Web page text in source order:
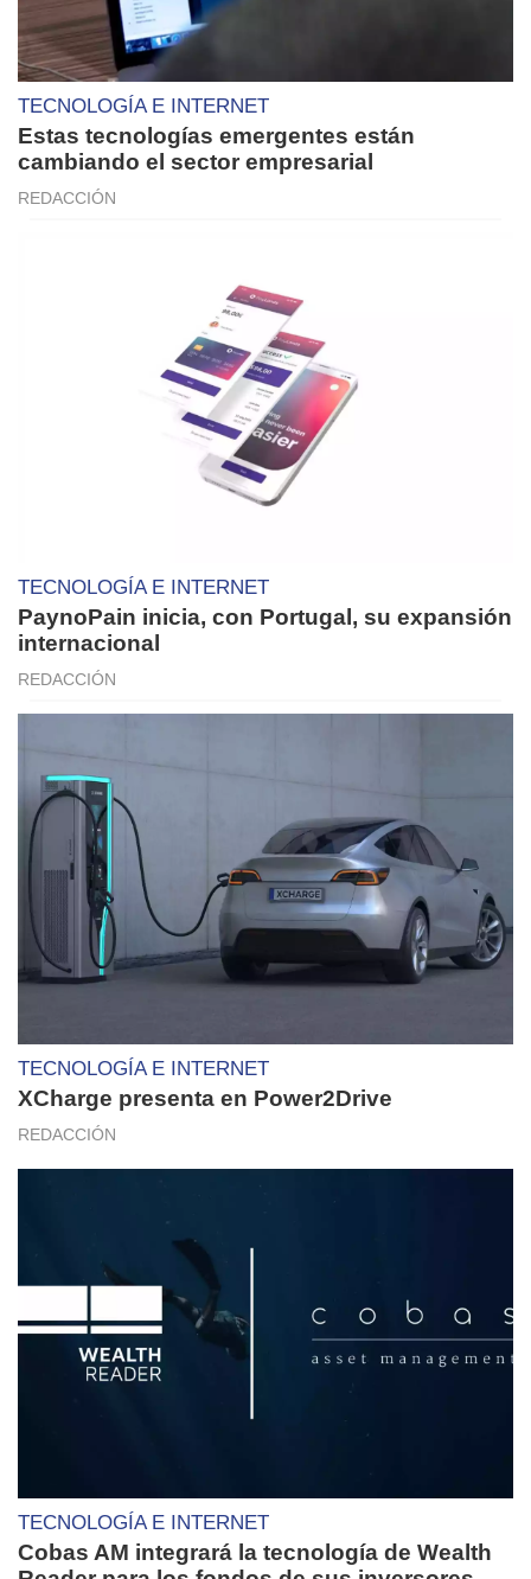
TECNOLOGÍA E INTERNET
Estas tecnologías emergentes están
cambiando el sector empresarial
REDACCIÓN
TECNOLOGÍA E INTERNET
PaynoPain inicia, con Portugal, su expansión
internacional
REDACCIÓN
TECNOLOGÍA E INTERNET
XCharge presenta en Power2Drive
REDACCIÓN
TECNOLOGÍA E INTERNET
Cobas AM integrará la tecnología de Wealth